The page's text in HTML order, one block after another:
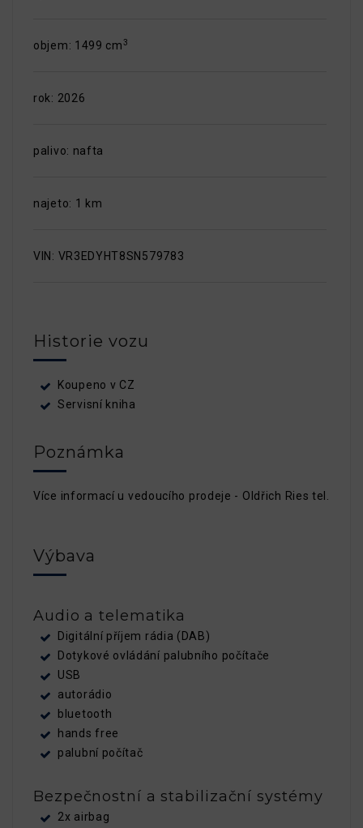
objem: 1499 cm3
rok: 2026
palivo: nafta
najeto: 1 km
VIN: VR3EDYHT8SN579783
Historie vozu
Koupeno v CZ
Servisní kniha
Poznámka
Více informací u vedoucího prodeje - Oldřich Ries tel.
Výbava
Audio a telematika
Digitální příjem rádia (DAB)
Dotykové ovládání palubního počítače
USB
autorádio
bluetooth
hands free
palubní počítač
Bezpečnostní a stabilizační systémy
2x airbag